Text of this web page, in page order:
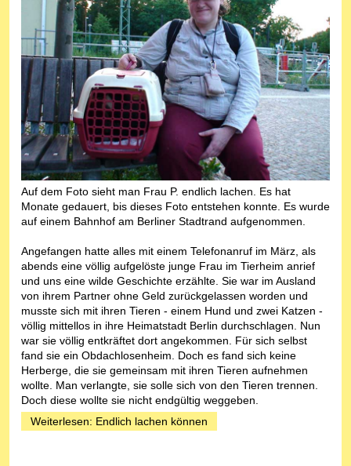
Auf dem Foto sieht man Frau P. endlich lachen. Es hat
Monate gedauert, bis dieses Foto entstehen konnte. Es wurde
auf einem Bahnhof am Berliner Stadtrand aufgenommen.
Angefangen hatte alles mit einem Telefonanruf im März, als
abends eine völlig aufgelöste junge Frau im Tierheim anrief
und uns eine wilde Geschichte erzählte. Sie war im Ausland
von ihrem Partner ohne Geld zurückgelassen worden und
musste sich mit ihren Tieren - einem Hund und zwei Katzen -
völlig mittellos in ihre Heimatstadt Berlin durchschlagen. Nun
war sie völlig entkräftet dort angekommen. Für sich selbst
fand sie ein Obdachlosenheim. Doch es fand sich keine
Herberge, die sie gemeinsam mit ihren Tieren aufnehmen
wollte. Man verlangte, sie solle sich von den Tieren trennen.
Doch diese wollte sie nicht endgültig weggeben.
Weiterlesen: Endlich lachen können